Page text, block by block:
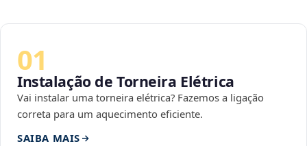
01
Instalação de Torneira Elétrica
Vai instalar uma torneira elétrica? Fazemos a ligação
correta para um aquecimento eficiente.
SAIBA MAIS